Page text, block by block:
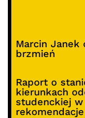
Marcin Janek
brzmień
Raport o
kierunkach
studenckiej
rekomendacje